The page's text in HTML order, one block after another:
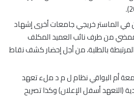
في الماستر خريجي جامعات أخرى إشهاد
ممضي من طرف نائب العميد المكلف
بالطلبة، من أجل إحضار كشف نقاط
أم البواقي نظام ل م د ملء تعهد
(التعهد أسفل الإعلان) وكذا تصريح